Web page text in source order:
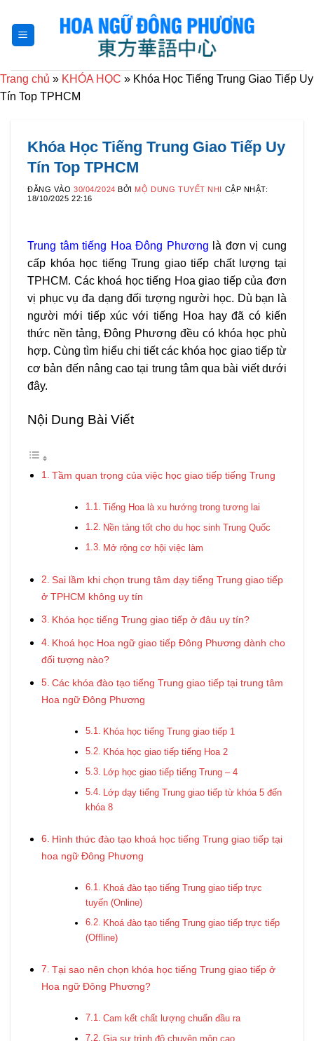
qua
nội
Trang chủ » KHÓA HỌC » Khóa Học Tiếng Trung Giao Tiếp Uy
Tín Top TPHCM
Khóa Học Tiếng Trung Giao Tiếp Uy
Tín Top TPHCM
ĐĂNG VÀO30/04/2024 BỞI MỘ DUNG TUYẾT NHI CẬP NHẬT:
18/10/2025 22:16
Trung tâm tiếng Hoa Đông Phương là đơn vị cung
cấp khóa học tiếng Trung giao tiếp chất lượng tại
TPHCM. Các khoá học tiếng Hoa giao tiếp của đơn
vị phục vụ đa dạng đối tượng người học. Dù bạn là
người mới tiếp xúc với tiếng Hoa hay đã có kiến
thức nền tảng, Đông Phương đều có khóa học phù
hợp. Cùng tìm hiểu chi tiết các khóa học giao tiếp từ
cơ bản đến nâng cao tại trung tâm qua bài viết dưới
đây.
Nội Dung Bài Viết
Tầm quan trọng của việc học giao tiếp tiếng Trung
Tiếng Hoa là xu hướng trong tương lai
Nền tảng tốt cho du học sinh Trung Quốc
Mở rộng cơ hội việc làm
Sai lầm khi chọn trung tâm dạy tiếng Trung giao tiếp
ở TPHCM không uy tín
Khóa học tiếng Trung giao tiếp ở đâu uy tín?
Khoá học Hoa ngữ giao tiếp Đông Phương dành cho
đối tượng nào?
Các khóa đào tạo tiếng Trung giao tiếp tại trung tâm
Hoa ngữ Đông Phương
Khóa học tiếng Trung giao tiếp 1
Khóa học giao tiếp tiếng Hoa 2
Lớp học giao tiếp tiếng Trung – 4
Lớp dạy tiếng Trung giao tiếp từ khóa 5 đến
khóa 8
Hình thức đào tạo khoá học tiếng Trung giao tiếp tại
hoa ngữ Đông Phương
Khoá đào tạo tiếng Trung giao tiếp trực
tuyến (Online)
Khoá đào tạo tiếng Trung giao tiếp trực tiếp
(Offline)
Tại sao nên chọn khóa học tiếng Trung giao tiếp ở
Hoa ngữ Đông Phương?
Cam kết chất lượng chuẩn đầu ra
Gia sư trình độ chuyên môn cao